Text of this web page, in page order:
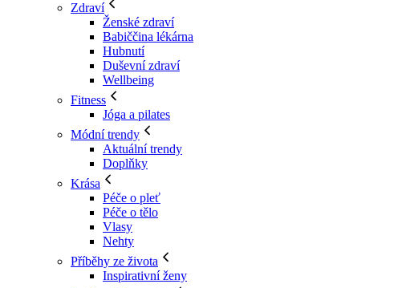
Zdraví
Ženské zdraví
Babiččina lékárna
Hubnutí
Duševní zdraví
Wellbeing
Fitness
Jóga a pilates
Módní trendy
Aktuální trendy
Doplňky
Krása
Péče o pleť
Péče o tělo
Vlasy
Nehty
Příběhy ze života
Inspirativní ženy